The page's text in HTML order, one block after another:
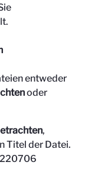
entweder
oder
,
Titel der Datei.